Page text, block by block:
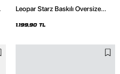
Leopar Starz Baskılı Oversize
1.199,90 TL